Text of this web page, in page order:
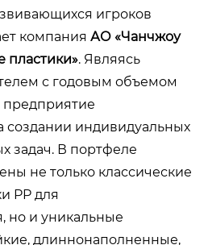
игроков
компания АО «Чанчжоу
пластики». Являясь
с годовым объемом
предприятие
создании индивидуальных
задач. В портфеле
не только классические
PP для
но и уникальные
длиннонаполненные,